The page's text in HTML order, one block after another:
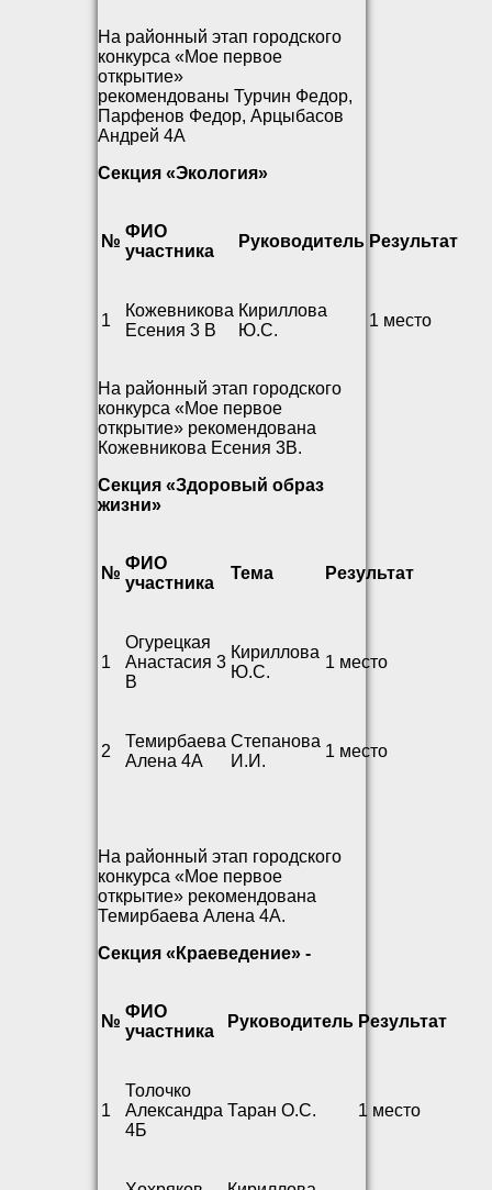
На районный этап городского
конкурса «Мое первое
открытие»
рекомендованы Турчин Федор,
Парфенов Федор, Арцыбасов
Андрей 4А
Секция «Экология»
№
ФИО
участника
Руководитель Результат
1
Кожевникова
Есения 3 В
Кириллова
Ю.С.
1 место
На районный этап городского
конкурса «Мое первое
открытие» рекомендована
Кожевникова Есения 3В.
Секция «Здоровый образ
жизни»
№
ФИО
участника
Тема Результат
1
Огурецкая
Анастасия 3
В
Кириллова
Ю.С.
1 место
2
Темирбаева
Алена 4А
Степанова
И.И.
1 место
На районный этап городского
конкурса «Мое первое
открытие» рекомендована
Темирбаева Алена 4А.
Секция «Краеведение» -
№
ФИО
участника
Руководитель Результат
1
Толочко
Александра
4Б
Таран О.С. 1 место